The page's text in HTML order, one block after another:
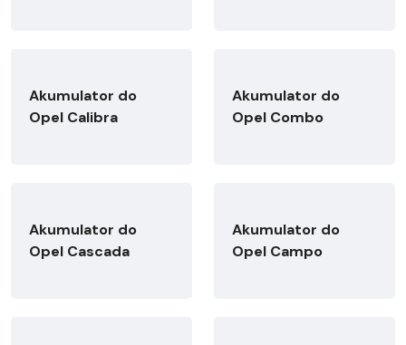
Akumulator do
Opel Calibra
Akumulator do
Opel Combo
Akumulator do
Opel Cascada
Akumulator do
Opel Campo